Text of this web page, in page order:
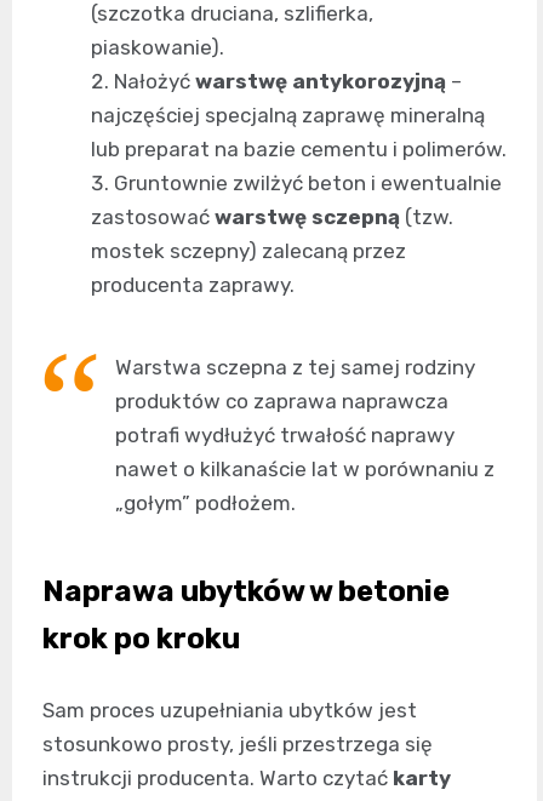
(szczotka druciana, szlifierka,
piaskowanie).
Nałożyć warstwę antykorozyjną –
najczęściej specjalną zaprawę mineralną
lub preparat na bazie cementu i polimerów.
Gruntownie zwilżyć beton i ewentualnie
zastosować warstwę sczepną (tzw.
mostek sczepny) zalecaną przez
producenta zaprawy.
Warstwa sczepna z tej samej rodziny
produktów co zaprawa naprawcza
potrafi wydłużyć trwałość naprawy
nawet o kilkanaście lat w porównaniu z
„gołym” podłożem.
Naprawa ubytków w betonie
krok po kroku
Sam proces uzupełniania ubytków jest
stosunkowo prosty, jeśli przestrzega się
instrukcji producenta. Warto czytać karty